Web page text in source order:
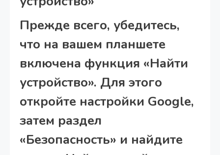
Прежде всего, убедитесь,
что на вашем планшете
включена функция «Найти
устройство». Для этого
откройте настройки Google,
затем раздел
«Безопасность» и найдите